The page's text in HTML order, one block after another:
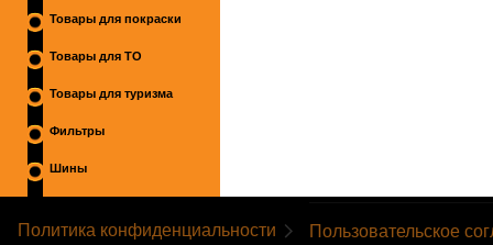
Товары для покраски
Товары для ТО
Товары для туризма
Фильтры
Шины
Политика конфиденциальности Пользовательское